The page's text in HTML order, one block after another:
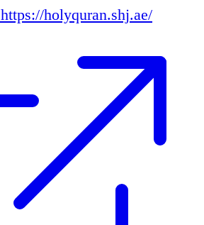
https://holyquran.shj.ae/